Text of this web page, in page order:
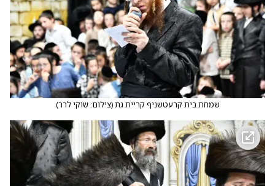
שמחת בית קרעטשניף קריית גת(צילום: שוקי לרר)